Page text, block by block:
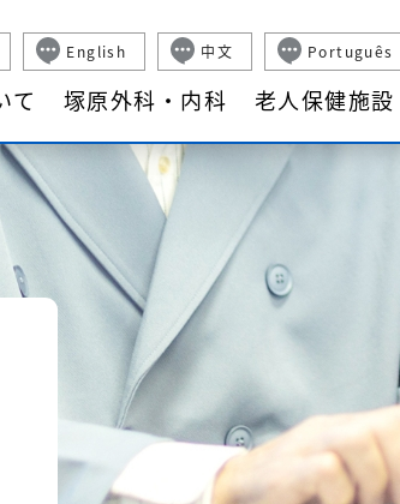
English 中文 Português
て 塚原外科・内科 老人保健施
わたしたちについて 塚原外科・内科 老人保健施設 豊